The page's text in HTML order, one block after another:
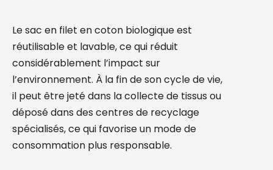
Le sac en filet en coton biologique est
réutilisable et lavable, ce qui réduit
considérablement l’impact sur
l’environnement. À la fin de son cycle de vie,
il peut être jeté dans la collecte de tissus ou
déposé dans des centres de recyclage
spécialisés, ce qui favorise un mode de
consommation plus responsable.